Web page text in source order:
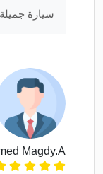
سيارة
Magdy.A